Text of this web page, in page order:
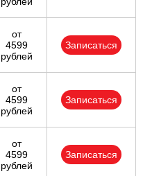
от
4599
рублей
Записаться
от
4599
рублей
Записаться
от
4599
рублей
Записаться